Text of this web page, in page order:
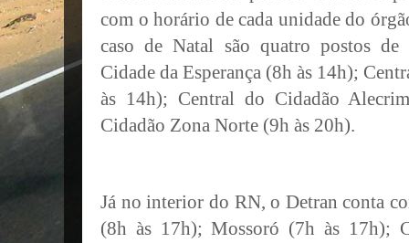
com o horário de cada unidade do
caso de Natal são quatro postos de
Cidade da Esperança (8h às 14h);
às 14h); Central do Cidadão
Cidadão Zona Norte (9h às 20h).
Já no interior do RN, o Detran conta
(8h às 17h); Mossoró (7h às 17h);